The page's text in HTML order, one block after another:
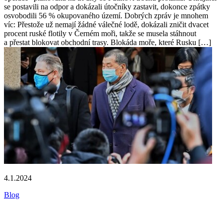
se postavili na odpor a dokázali útočníky zastavit, dokonce zpátky
osvobodili 56 % okupovaného území. Dobrých zpráv je mnohem
víc: Přestože už nemají žádné válečné lodě, dokázali zničit dvacet
procent ruské flotily v Černém moři, takže se musela stáhnout
a přestat blokovat obchodní trasy. Blokáda moře, které Rusku […]
4.1.2024
Blog